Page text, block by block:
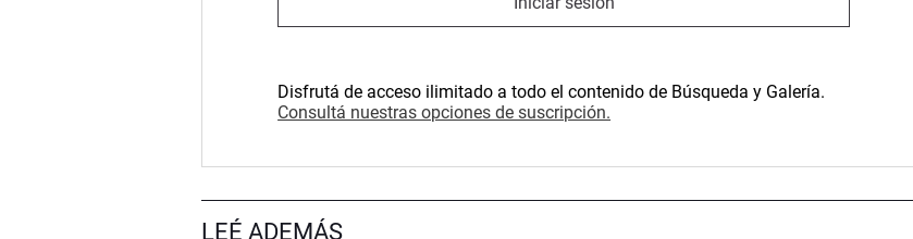
Disfrutá de acceso ilimitado a todo el contenido de Búsqueda y Galería.
Consultá nuestras opciones de suscripción.
LEÉ ADEMÁS